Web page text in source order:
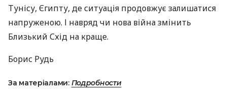
Тунісу, Єгипту, де ситуація продовжує залишатися
напруженою. І навряд чи нова війна змінить
Близький Схід на краще.
Борис Рудь
За матеріалами: Подробности